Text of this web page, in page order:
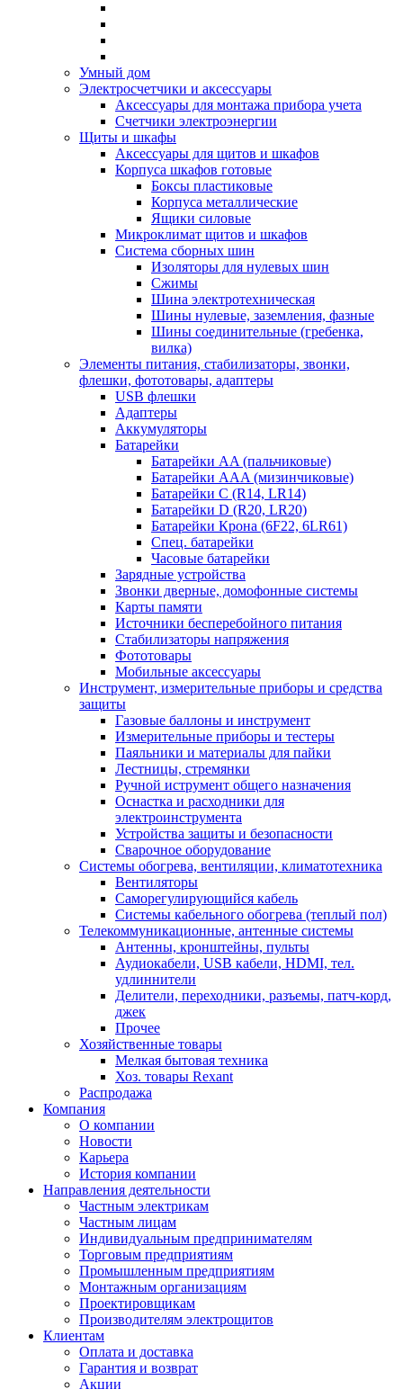
Умный дом
Электросчетчики и аксессуары
Аксессуары для монтажа прибора учета
Счетчики электроэнергии
Щиты и шкафы
Аксессуары для щитов и шкафов
Корпуса шкафов готовые
Боксы пластиковые
Корпуса металлические
Ящики силовые
Микроклимат щитов и шкафов
Система сборных шин
Изоляторы для нулевых шин
Сжимы
Шина электротехническая
Шины нулевые, заземления, фазные
Шины соединительные (гребенка,
вилка)
Элементы питания, стабилизаторы, звонки,
флешки, фототовары, адаптеры
USB флешки
Адаптеры
Аккумуляторы
Батарейки
Батарейки AA (пальчиковые)
Батарейки AAA (мизинчиковые)
Батарейки C (R14, LR14)
Батарейки D (R20, LR20)
Батарейки Крона (6F22, 6LR61)
Спец. батарейки
Часовые батарейки
Зарядные устройства
Звонки дверные, домофонные системы
Карты памяти
Источники бесперебойного питания
Стабилизаторы напряжения
Фототовары
Мобильные аксессуары
Инструмент, измерительные приборы и средства
защиты
Газовые баллоны и инструмент
Измерительные приборы и тестеры
Паяльники и материалы для пайки
Лестницы, стремянки
Ручной иструмент общего назначения
Оснастка и расходники для
электроинструмента
Устройства защиты и безопасности
Сварочное оборудование
Системы обогрева, вентиляции, климатотехника
Вентиляторы
Саморегулирующийся кабель
Системы кабельного обогрева (теплый пол)
Телекоммуникационные, антенные системы
Антенны, кронштейны, пульты
Аудиокабели, USB кабели, HDMI, тел.
удлиннители
Делители, переходники, разъемы, патч-корд,
джек
Прочее
Хозяйственные товары
Мелкая бытовая техника
Хоз. товары Rexant
Распродажа
Компания
О компании
Новости
Карьера
История компании
Направления деятельности
Частным электрикам
Частным лицам
Индивидуальным предпринимателям
Торговым предприятиям
Промышленным предприятиям
Монтажным организациям
Проектировщикам
Производителям электрощитов
Клиентам
Оплата и доставка
Гарантия и возврат
Акции